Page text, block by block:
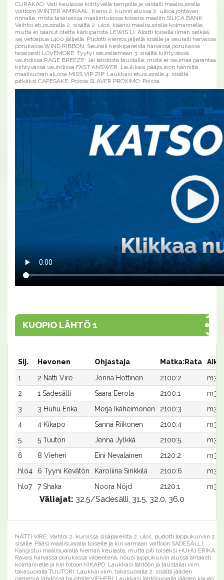
CURAKAO: Veti keulassa kiihtyvällä tempolla ja vastaili maalisuoralla
voittoon.WINTER AMIRAAL: Kiersi 2. kurvin alussa 2. ulkoa johtavan
rinnalle, mistä tasaisessa maaliintulossa toisena maaliin.SILICA BANK:
Vaihtoi etusuoralla 2. sisältä 2. ulos, käänsi maalisuoralle kolmannelle,
mutta ei saanut otetta kärkiparista.LEWIS LI: Aloitti toisella ilman selkää,
sai vetoapua 1400 jälljellä. Pudotti kierros jäljellä sisälle ja seuraili harvassa
porukassa.WIND RIBBON: Seuraili keskipareista harvassa porukassa
tasaisesti.LOVEMORE: Tyytyi seurailemaan 3. sisältä kiihtyvässä
vauhdissa.RAGE BREEZE: Jäi lähdöstä taustalle, mistä ei saumaa parantaa
kiihtyvässä vauhdissa.FAST ANSWER: Laukkasi pääjoukon hänniltä
maalisuoran alussa.MISS VIP ZIP: Laukkasi etusuoralla 4. sisältä
pitkäksi.CAPESAKE: Poissa.SLAVER PROXIMO: Poissa.
KUOPIO LÄHTÖ 1
Sij. Hevonen Ohjastaja Matka:Rata
Aika
1
2 Nätti Vire Jonna Hottinen 2100:2
2
1 Sadesälli Saara Eerola 2100:1
3
3 Huhu Erika Merja Ikäheimonen 2100:3
4
4 Kikapo Sanna Riikonen 2100:4
5
5 Tuutori Jenna Jylkkä 2100:5
6
8 Vieheri Eini Nevalainen 2120:2
hlo4
6 Tyyni Kevätön Karoliina Sinkkilä 2100:6
hlo7
7 Shaka Noora Nöjd 2120:1
Väliajat: 32.5/Sadesälli, 31.5, 32.0, 36.0
NÄTTI VIRE: Vaihtoi 2. kurvissa sisäpareista 2. ulos, pudotti loppukurviin 2.
sisälle. Pääsi maalisuoralla toiselle ja kiri varmaan voittoon.SADESÄLLI:
Kangistui maalisuoralla hieman keulasta, mutta piti toiseksi.HUHU ERIKA:
Ravasi harvassa porukassa viidentenä, nousi loppukurvin alussa ahtaasti
kolmannelle ja kiri totoon.KIKAPO: Laukkasi lähtöön ja taustallal viim.
takasuoralla.TUUTORI: Laukkai viim. takasuoralla 2. sisältä jääden
pienessä lähdössä taustalle.VIEHERI: Laukkasi lähtösuoralla jääden kauas